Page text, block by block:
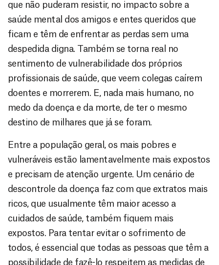
que não puderam resistir, no impacto sobre a
saúde mental dos amigos e entes queridos que
ficam e têm de enfrentar as perdas sem uma
despedida digna. Também se torna real no
sentimento de vulnerabilidade dos próprios
profissionais de saúde, que veem colegas caírem
doentes e morrerem. E, nada mais humano, no
medo da doença e da morte, de ter o mesmo
destino de milhares que já se foram.
Entre a população geral, os mais pobres e
vulneráveis estão lamentavelmente mais expostos
e precisam de atenção urgente. Um cenário de
descontrole da doença faz com que extratos mais
ricos, que usualmente têm maior acesso a
cuidados de saúde, também fiquem mais
expostos. Para tentar evitar o sofrimento de
todos, é essencial que todas as pessoas que têm a
possibilidade de fazê-lo respeitem as medidas de